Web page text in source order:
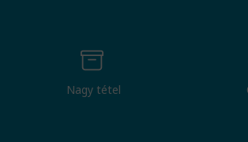
Nagy tétel